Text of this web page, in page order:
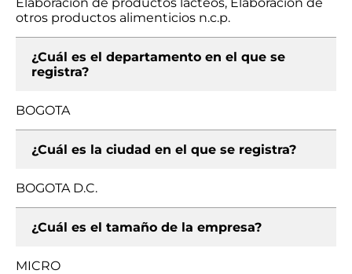
otros productos alimenticios n.c.p.
¿Cuál es el departamento en el que se
registra?
BOGOTA
¿Cuál es la ciudad en el que se registra?
BOGOTA D.C.
¿Cuál es el tamaño de la empresa?
MICRO